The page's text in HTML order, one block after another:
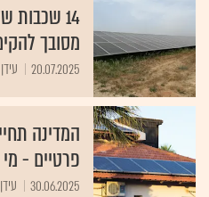
14
מסובך
20.07.2025
המדינה
פרטיים -
30.06.2025